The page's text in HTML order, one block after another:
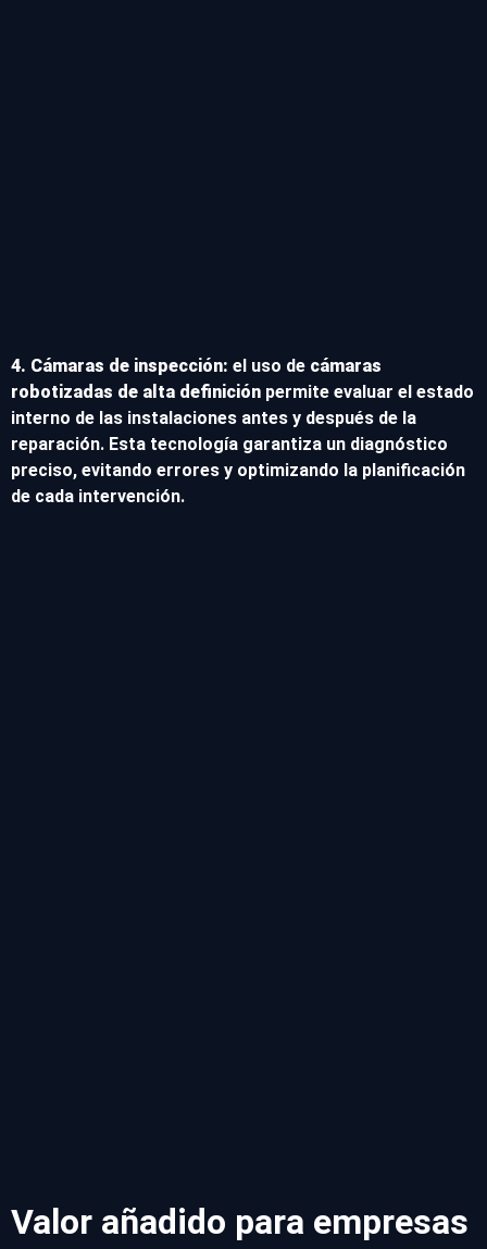
4. Cámaras de inspección: el uso de cámaras
robotizadas de alta definición permite evaluar el estado
interno de las instalaciones antes y después de la
reparación. Esta tecnología garantiza un diagnóstico
preciso, evitando errores y optimizando la planificación
de cada intervención.
Valor añadido para empresas